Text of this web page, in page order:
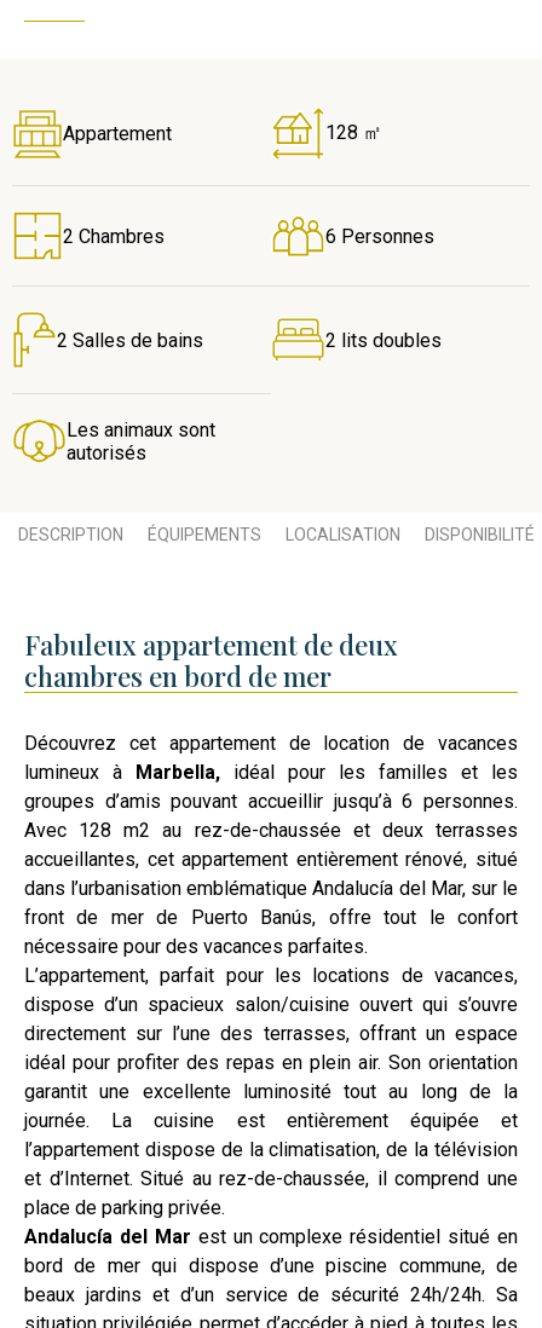
Appartement 128 ㎡
2 Chambres 6 Personnes
2 Salles de bains 2 lits doubles
Les animaux sont
autorisés
DESCRIPTION ÉQUIPEMENTS LOCALISATION DISPONIBILITÉ
Fabuleux appartement de deux
chambres en bord de mer
Découvrez cet appartement de location de vacances
lumineux à
Marbella, idéal pour les familles et les
groupes d’amis pouvant accueillir jusqu’à 6 personnes.
Avec 128 m2 au rez-de-chaussée et deux terrasses
accueillantes, cet appartement entièrement rénové, situé
dans l’urbanisation emblématique Andalucía del Mar, sur le
front de mer de Puerto Banús, offre tout le confort
nécessaire pour des vacances parfaites.
L’appartement, parfait pour les locations de vacances,
dispose d’un spacieux salon/cuisine ouvert qui s’ouvre
directement sur l’une des terrasses, offrant un espace
idéal pour profiter des repas en plein air. Son orientation
garantit une excellente luminosité tout au long de la
journée. La cuisine est entièrement équipée et
l’appartement dispose de la climatisation, de la télévision
et d’Internet. Situé au rez-de-chaussée, il comprend une
place de parking privée.
Andalucía del Mar est un complexe résidentiel situé en
bord de mer qui dispose d’une piscine commune, de
beaux jardins et d’un service de sécurité 24h/24h. Sa